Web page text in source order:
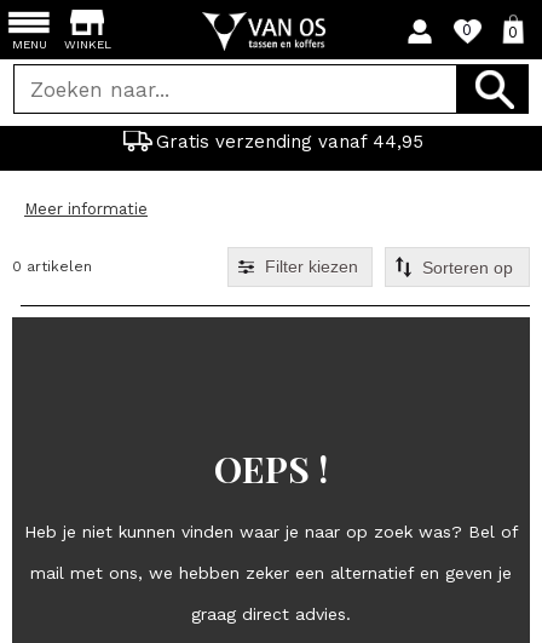
WINKEL
0 0
Gratis verzending vanaf 44,95
MENU
Meer informatie
0 artikelen Filter kiezen
OEPS !
Heb je niet kunnen vinden waar je naar op zoek was? Bel of
mail met ons, we hebben zeker een alternatief en geven je
graag direct advies.